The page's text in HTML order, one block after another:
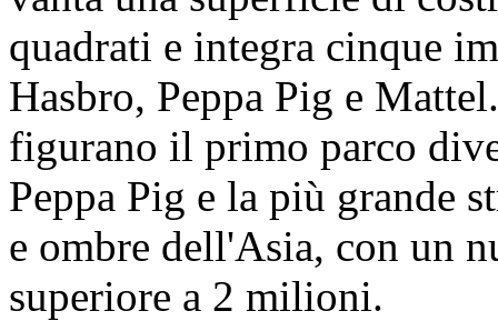
quadrati e integra cinque
Hasbro, Peppa Pig e
figurano il primo parco
Peppa Pig e la più grande
e ombre dell'Asia, con un
superiore a 2 milioni.